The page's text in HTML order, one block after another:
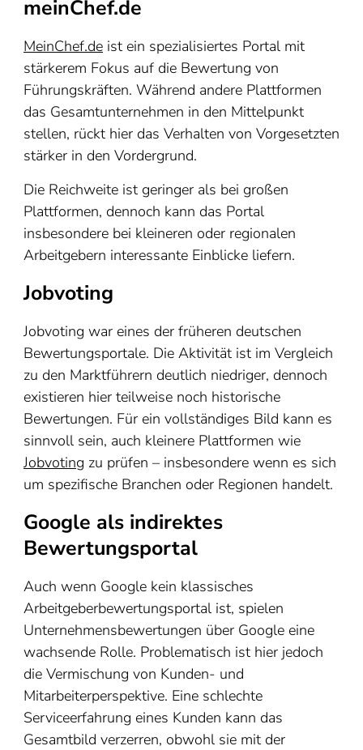
meinChef.de
MeinChef.de ist ein spezialisiertes Portal mit
stärkerem Fokus auf die Bewertung von
Führungskräften. Während andere Plattformen
das Gesamtunternehmen in den Mittelpunkt
stellen, rückt hier das Verhalten von Vorgesetzten
stärker in den Vordergrund.
Die Reichweite ist geringer als bei großen
Plattformen, dennoch kann das Portal
insbesondere bei kleineren oder regionalen
Arbeitgebern interessante Einblicke liefern.
Jobvoting
Jobvoting war eines der früheren deutschen
Bewertungsportale. Die Aktivität ist im Vergleich
zu den Marktführern deutlich niedriger, dennoch
existieren hier teilweise noch historische
Bewertungen. Für ein vollständiges Bild kann es
sinnvoll sein, auch kleinere Plattformen wie
Jobvoting zu prüfen – insbesondere wenn es sich
um spezifische Branchen oder Regionen handelt.
Google als indirektes
Bewertungsportal
Auch wenn Google kein klassisches
Arbeitgeberbewertungsportal ist, spielen
Unternehmensbewertungen über Google eine
wachsende Rolle. Problematisch ist hier jedoch
die Vermischung von Kunden- und
Mitarbeiterperspektive. Eine schlechte
Serviceerfahrung eines Kunden kann das
Gesamtbild verzerren, obwohl sie mit der